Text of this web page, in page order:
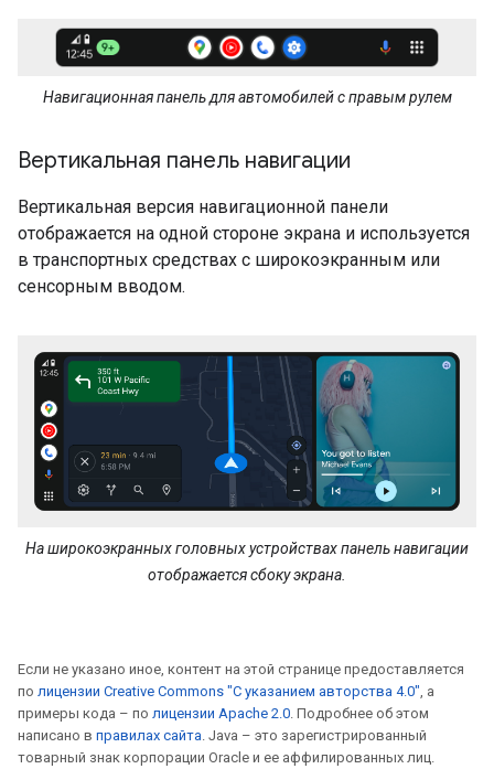
Навигационная панель для автомобилей с правым рулем
Вертикальная панель навигации
Вертикальная версия навигационной панели
отображается на одной стороне экрана и используется
в транспортных средствах с широкоэкранным или
сенсорным вводом.
На широкоэкранных головных устройствах панель навигации
отображается сбоку экрана.
Если не указано иное, контент на этой странице предоставляется
по лицензии Creative Commons "С указанием авторства 4.0", а
примеры кода – по лицензии Apache 2.0. Подробнее об этом
написано в правилах сайта. Java – это зарегистрированный
товарный знак корпорации Oracle и ее аффилированных лиц.